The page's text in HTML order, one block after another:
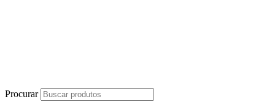
Procurar